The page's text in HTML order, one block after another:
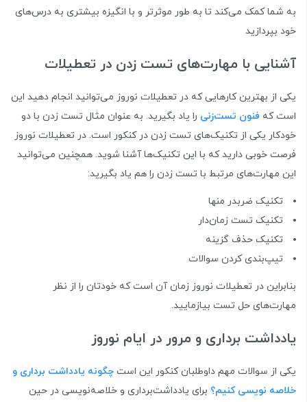
به شما کمک می‌کند تا به طور موثرتر و با انگیزه بیشتری به درس‌های
خود بپردازید
آشنایی با مهارت‌های تست زدن در تعطیلات
یکی از بهترین کارهایی که در تعطیلات نوروز می‌توانید انجام دهید این
است که فنون تست‌زنی را یاد بگیرید. به عنوان مثال تست زدن با دو
خودکار یکی از تکنیک‌های تست زدن در کنکور است. در تعطیلات نوروز
فرصت خوبی دارید که با این تکنیک‌ها آشنا شوید. همچنین می‌توانید
این مهارت‌های مرتبط با تست زدن را هم یاد بگیرید:
تکنیک ضربدر منها
تکنیک تست زمان‌دار
تکنیک حذف گزینه
تیپ‌بندی کردن سوالات
بنابراین در تعطیلات نوروز زمان آن است که خودتان را از نظر
مهارت‌های حل تست بیازمایید.
یادداشت برداری و مرور در ایام نوروز
یکی از سوالات مهم داوطلبان کنکور این است چگونه یادداشت برداری و
خلاصه نویسی کنیم؟ برای یادداشت‌برداری و خلاصه‌نویسی در حین